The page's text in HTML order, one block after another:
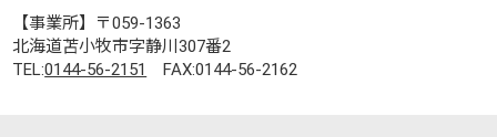
【事業所】〒059-1363
北海道苫小牧市字静川307番2
TEL:0144-56-2151 FAX:0144-56-2162